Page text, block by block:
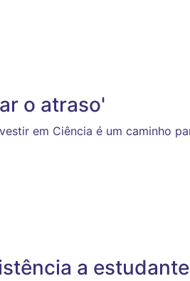
o atraso'
em Ciência é um caminho
a